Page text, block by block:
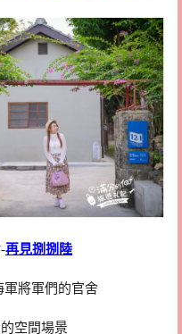
再見捌捌陸
軍將軍們的官舍
空間場景